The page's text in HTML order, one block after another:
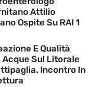
Attilio
Ospite Su RAI 1
E Qualità
Acque Sul Litorale
Incontro In